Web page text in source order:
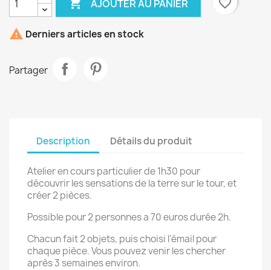
 AJOUTER AU PANIER favorite_border
 Derniers articles en stock
Partager
Description Détails du produit
Atelier en cours particulier de 1h30 pour
découvrir les sensations de la terre sur le tour, et
créer 2 pièces.
Possible pour 2 personnes a 70 euros durée 2h.
Chacun fait 2 objets, puis choisi l'émail pour
chaque pièce. Vous pouvez venir les chercher
après 3 semaines environ.